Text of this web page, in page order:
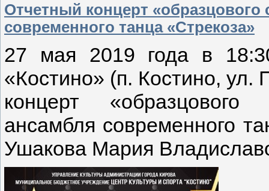
Отчетный концерт «образцового
современного танца «Стрекоза»
27 мая 2019 года в
«Костино» (п. Костино, ул.
концерт «образцового
ансамбля современного
Ушакова Мария